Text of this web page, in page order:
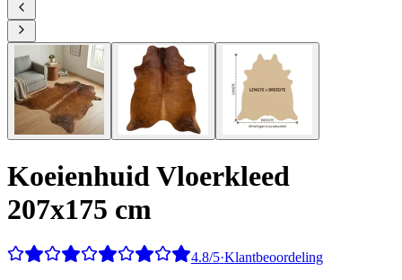
Koeienhuid Vloerkleed
207x175 cm
4.8/5·Klantbeoordeling